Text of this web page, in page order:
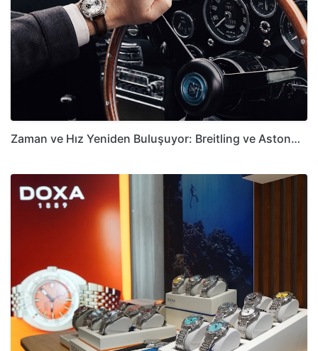
Zaman ve Hız Yeniden Buluşuyor: Breitling ve Aston…